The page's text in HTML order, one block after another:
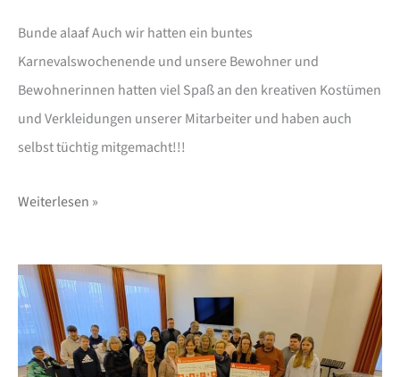
Bunde alaaf Auch wir hatten ein buntes
Karnevalswochenende und unsere Bewohner und
Bewohnerinnen hatten viel Spaß an den kreativen Kostümen
und Verkleidungen unserer Mitarbeiter und haben auch
selbst tüchtig mitgemacht!!!
Weiterlesen »
Weihnachtsbaumaktion
für
Open
Dören